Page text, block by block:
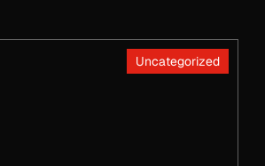
Uncategorized